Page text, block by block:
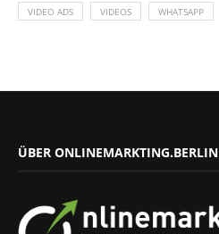
VIDEO ADS VIDEOS WHATSAPP
ÜBER ONLINEMARKTING.BERLIN